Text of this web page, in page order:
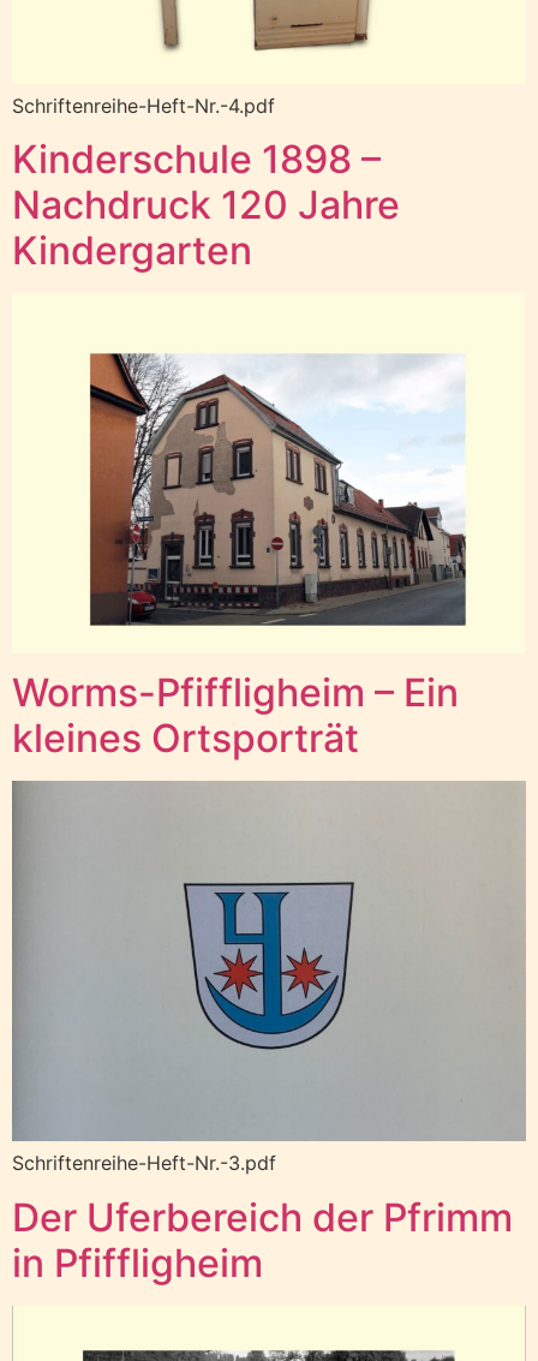
Schriftenreihe-Heft-Nr.-4.pdf
Kinderschule 1898 –
Nachdruck 120 Jahre
Kindergarten
Worms-Pfiffligheim – Ein
kleines Ortsporträt
Schriftenreihe-Heft-Nr.-3.pdf
Der Uferbereich der Pfrimm
in Pfiffligheim